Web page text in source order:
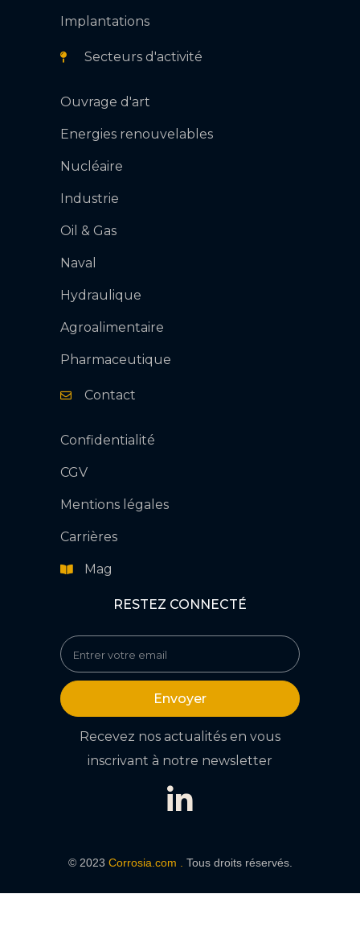
Implantations
Secteurs d'activité
Ouvrage d'art
Energies renouvelables
Nucléaire
Industrie
Oil & Gas
Naval
Hydraulique
Agroalimentaire
Pharmaceutique
Contact
Confidentialité
CGV
Mentions légales
Carrières
Mag
RESTEZ CONNECTÉ
Envoyer
Recevez nos actualités en vous
inscrivant à notre newsletter
© 2023 Corrosia.com . Tous droits réservés.